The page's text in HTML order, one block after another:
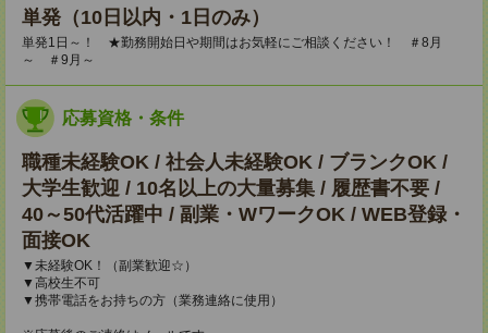
単発（10日以内・1日のみ）
単発1日～！ ★勤務開始日や期間はお気軽にご相談ください！ ＃8月
～ ＃9月～
応募資格・条件
職種未経験OK / 社会人未経験OK / ブランクOK /
大学生歓迎 / 10名以上の大量募集 / 履歴書不要 /
40～50代活躍中 / 副業・WワークOK / WEB登録・
面接OK
▼未経験OK！（副業歓迎☆）
▼高校生不可
▼携帯電話をお持ちの方（業務連絡に使用）